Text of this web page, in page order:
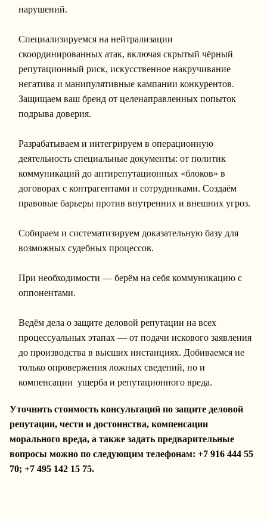
нарушений.
Специализируемся на нейтрализации
скоординированных атак, включая скрытый чёрный
репутационный риск, искусственное накручивание
негатива и манипулятивные кампании конкурентов.
Защищаем ваш бренд от целенаправленных попыток
подрыва доверия.
Разрабатываем и интегрируем в операционную
деятельность специальные документы: от политик
коммуникаций до антирепутационных «блоков» в
договорах с контрагентами и сотрудниками. Создаём
правовые барьеры против внутренних и внешних угроз.
Собираем и систематизируем доказательную базу для
возможных судебных процессов.
При необходимости — берём на себя коммуникацию с
оппонентами.
Ведём дела о защите деловой репутации на всех
процессуальных этапах — от подачи искового заявления
до производства в высших инстанциях. Добиваемся не
только опровержения ложных сведений, но и
компенсации ущерба и репутационного вреда.
Уточнить стоимость консультаций по защите деловой
репутации, чести и достоинства, компенсации
морального вреда, а также задать предварительные
вопросы можно по следующим телефонам: +7 916 444 55
70; +7 495 142 15 75.